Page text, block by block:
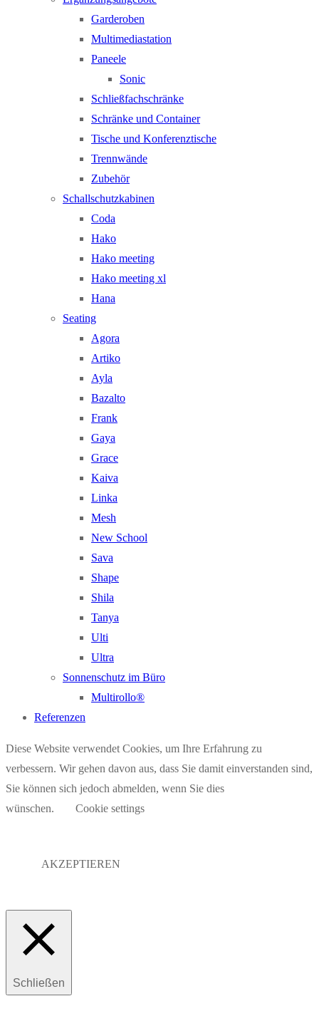
Garderoben
Multimediastation
Paneele
Sonic
Schließfachschränke
Schränke und Container
Tische und Konferenztische
Trennwände
Zubehör
Schallschutzkabinen
Coda
Hako
Hako meeting
Hako meeting xl
Hana
Seating
Agora
Artiko
Ayla
Bazalto
Frank
Gaya
Grace
Kaiva
Linka
Mesh
New School
Sava
Shape
Shila
Tanya
Ulti
Ultra
Sonnenschutz im Büro
Multirollo®
Referenzen
Diese Website verwendet Cookies, um Ihre Erfahrung zu
verbessern. Wir gehen davon aus, dass Sie damit einverstanden sind,
Sie können sich jedoch abmelden, wenn Sie dies
wünschen.
Cookie settings
AKZEPTIEREN
Schließen